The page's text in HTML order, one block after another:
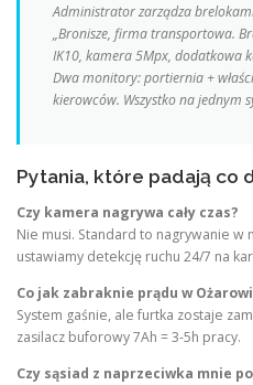
Administrator zarządza
„Bronisze, firma transportowa.
IK10, kamera 5Mpx, dodatkowa
Dwa monitory: portiernia +
kierowców. Wszystko na jednym
Pytania, które padają co
Czy kamera nagrywa cały czas?
Nie musi. Standard to nagrywanie w
ustawiamy detekcję ruchu 24/7 na
Co jak zabraknie prądu w
System gaśnie, ale furtka zostaje
zasilacz buforowy 7Ah = 3-5h pracy.
Czy sąsiad z naprzeciwka mnie